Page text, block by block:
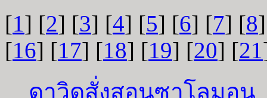
[1] [2] [3] [4] [5] [6] [7] [8
[16] [17] [18] [19] [20] [21
ดาวิดสั่งสอนซาโลมอน